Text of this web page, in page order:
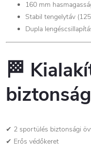
160 mm
Stabil tengelytáv
Dupla
🏁
biztonság
✔ 2 sportülés biztonsági
✔ Erős védőkeret